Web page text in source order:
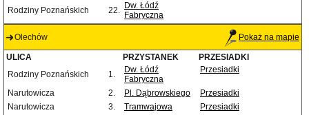
Rodziny Poznańskich
22. Dw. Łódź
Fabryczna
Olechów Pokaż na mapie
ULICA PRZYSTANEK
PRZESIADKI
Rodziny Poznańskich
1.
Dw. Łódź
Fabryczna
Przesiadki
Narutowicza 2. Pl. Dąbrowskiego
Przesiadki
Narutowicza
3. Tramwajowa
Przesiadki